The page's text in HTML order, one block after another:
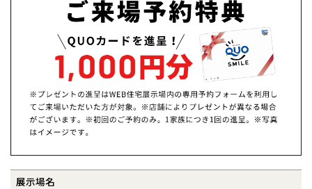
展示場名
全国の展示場
札幌
東北
お近くのイベント
札幌
東北